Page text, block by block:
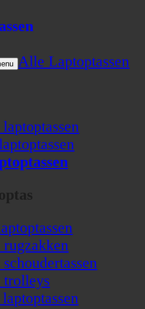
Alle Laptoptassen
trolleys